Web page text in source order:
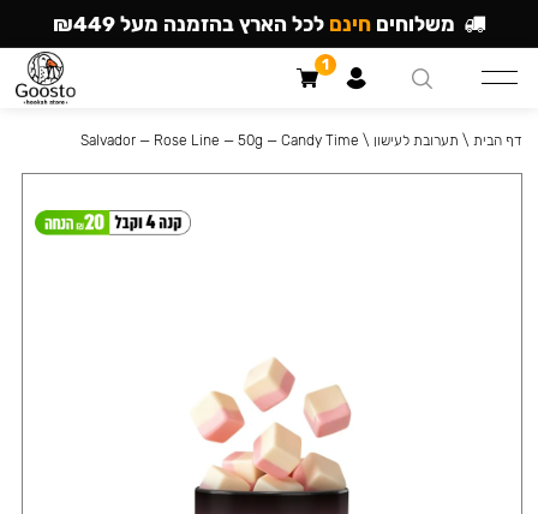
דף הבית \ תערובת לעישון \
Salvador — Rose Line — 50g — Candy Time
משלוחים חינם לכל הארץ בהזמנה מעל ₪449
1